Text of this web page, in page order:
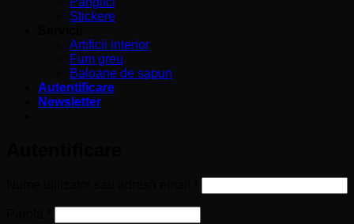
Stickere
Artificii interior
Fum greu
Baloane de sapun
Autentificare
Newsletter